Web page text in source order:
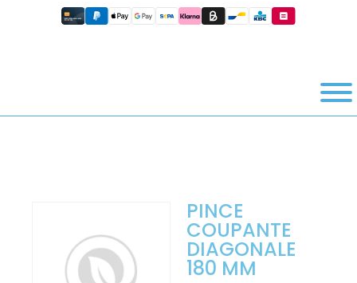
PINCE
COUPANTE
DIAGONALE
180 MM